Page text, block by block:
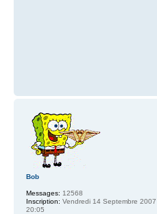
Bob
Messages: 12568
Inscription: Vendredi 14 Septembre 2007
20:05